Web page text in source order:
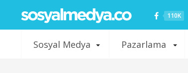
110K
Sosyal Medya Pazarlama